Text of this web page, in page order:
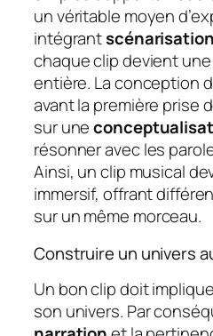
un véritable moyen
intégrantscénarisation
chaque clip devient
entière. La conception
avant la première prise
sur une
résonner avec les
Ainsi, un clip musical
immersif, offrant
sur un même morceau.
Construire un univers
Un bon clip doit
son univers. Par